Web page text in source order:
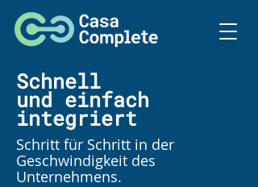
Schnell
und einfach
integriert
Schritt für Schritt in der
Geschwindigkeit des
Unternehmens.